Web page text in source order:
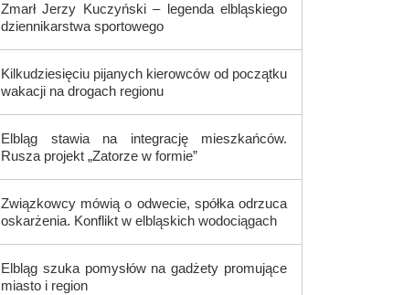
Zmarł Jerzy Kuczyński – legenda elbląskiego
dziennikarstwa sportowego
Kilkudziesięciu pijanych kierowców od początku
wakacji na drogach regionu
Elbląg stawia na integrację mieszkańców.
Rusza projekt „Zatorze w formie”
Związkowcy mówią o odwecie, spółka odrzuca
oskarżenia. Konflikt w elbląskich wodociągach
Elbląg szuka pomysłów na gadżety promujące
miasto i region